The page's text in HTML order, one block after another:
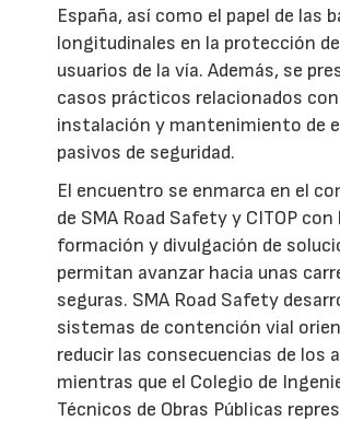
España, así como el papel de las
longitudinales en la protección
usuarios de la vía. Además, se
casos prácticos relacionados
instalación y mantenimiento de
pasivos de seguridad.
El encuentro se enmarca en el
de SMA Road Safety y CITOP con
formación y divulgación de
permitan avanzar hacia unas
seguras. SMA Road Safety
sistemas de contención vial
reducir las consecuencias de los
mientras que el Colegio de
Técnicos de Obras Públicas